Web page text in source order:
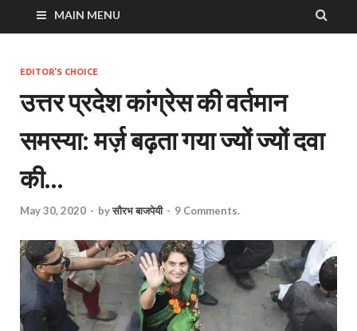
MAIN MENU
EDITOR'S CHOICE
उत्तर प्रदेश कांग्रेस की वर्तमान
समस्या: मर्ज़ बढ़ता गया ज्यों ज्यों दवा
की…
May 30, 2020 - byसौरभ बाजपेयी - 9 Comments.